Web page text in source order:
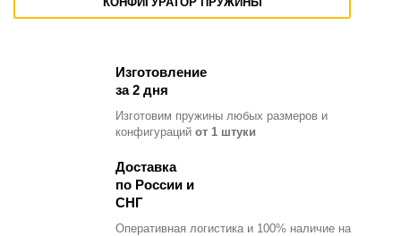
Изготовление
за 2 дня
Изготовим пружины любых размеров и
конфигураций от 1 штуки
Доставка
по России и
СНГ
Оперативная логистика и 100% наличие на